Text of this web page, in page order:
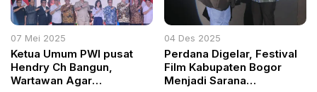
07 Mei 2025
Ketua Umum PWI pusat
Hendry Ch Bangun,
Wartawan Agar
04 Des 2025
Perdana Digelar, Festival
Film Kabupaten Bogor
Menjadi Sarana